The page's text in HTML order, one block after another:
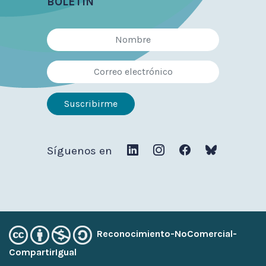
Síguenos en
Reconocimiento-NoComercial-
CompartirIgual